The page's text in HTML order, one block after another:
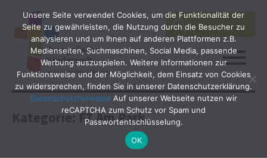
Search
for:
SEARCH
Kategorie:FZ Am Park
Unsere Seite verwendet Cookies, um die Funktionalität der
Seite zu gewährleisten, die Nutzung durch die Besucher zu
analysieren und um Ihnen auf anderen Plattformen z.B.
Medienseiten, Suchmaschinen, Social Media, passende
Werbung auszuspielen. Weitere Informationen zur
Funktionsweise und der Möglichkeit, dem Einsatz von Cookies
zu widersprechen, finden Sie in unserer Datenschutzerklärung.
Datenschutzhinweise Auf unserer Webseite nutzen wir
reCAPTCHA zum Schutz vor Spam und
Passwortentschlüsselung.
OK